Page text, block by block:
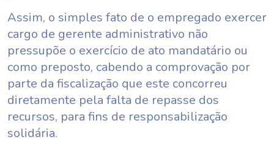
Assim, o simples fato de o empregado exercer
cargo de gerente administrativo não
pressupõe o exercício de ato mandatário ou
como preposto, cabendo a comprovação por
parte da fiscalização que este concorreu
diretamente pela falta de repasse dos
recursos, para fins de responsabilização
solidária.